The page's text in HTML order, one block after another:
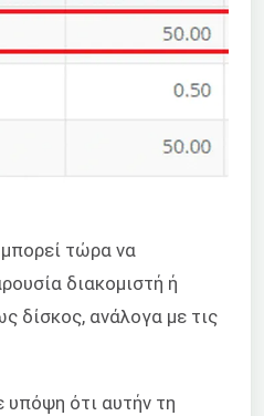
τώρα να
διακομιστή ή
δίσκος, ανάλογα με τις
υπόψη ότι αυτήν τη